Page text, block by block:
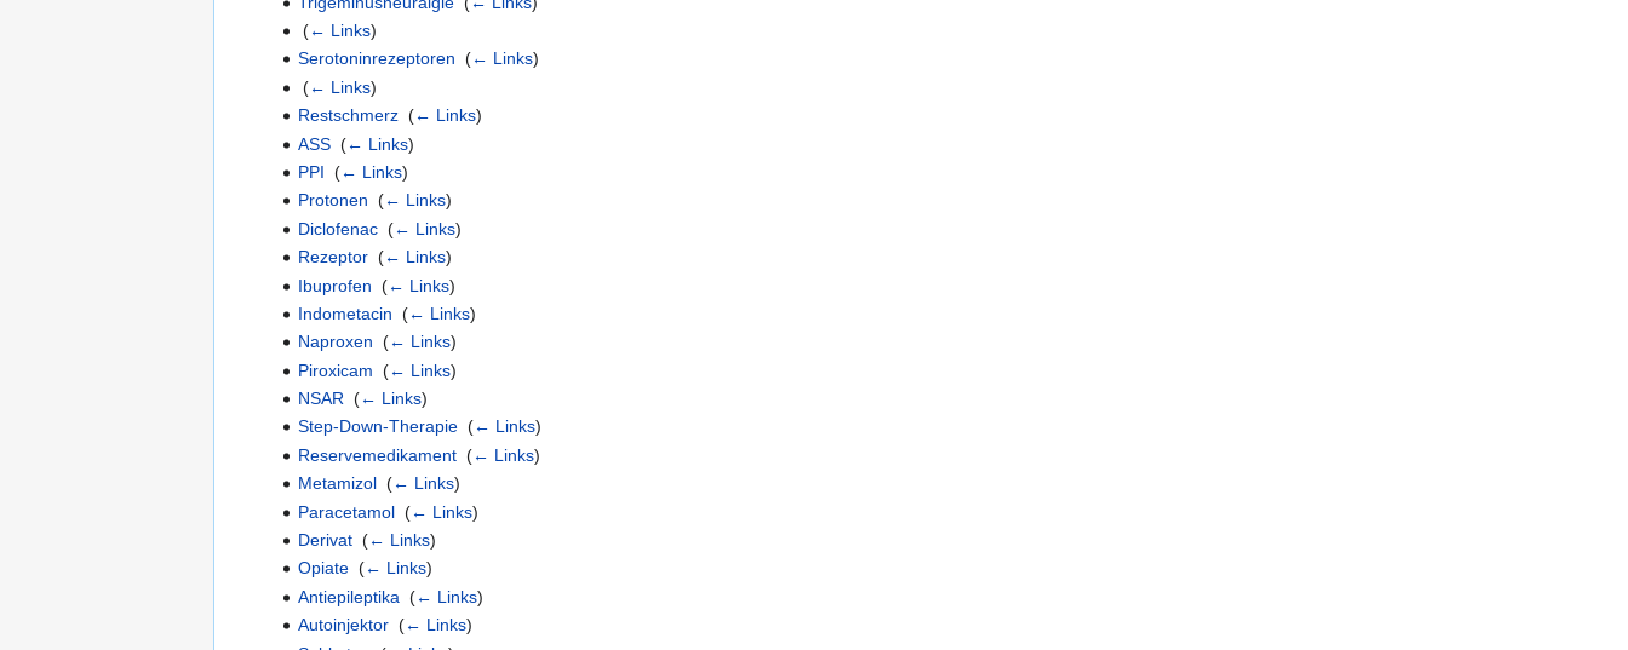
(← Links)
Serotoninrezeptoren (← Links)
(← Links)
Restschmerz‎ (← Links)
ASS‎ (← Links)
PPI (← Links)
Protonen (← Links)
Diclofenac‎ (← Links)
Rezeptor‎ (← Links)
Ibuprofen (← Links)
Indometacin (← Links)
Naproxen (← Links)
Piroxicam (← Links)
NSAR (← Links)
Step-Down-Therapie‎ (← Links)
Reservemedikament‎ (← Links)
Metamizol‎ (← Links)
Paracetamol‎ (← Links)
Derivat‎ (← Links)
Opiate‎ (← Links)
Antiepileptika (← Links)
Autoinjektor‎ (← Links)